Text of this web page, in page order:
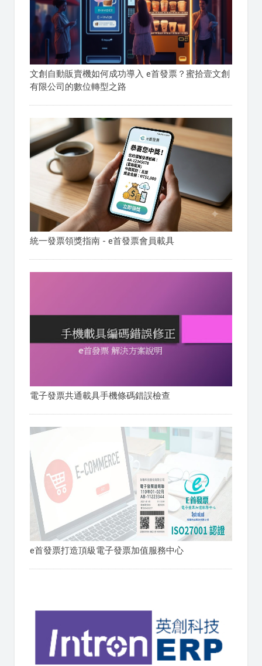
文創自動販賣機如何成功導入 e首發票？蜜拾壹文創
有限公司的數位轉型之路
統一發票領獎指南 - e首發票會員載具
電子發票共通載具手機條碼錯誤檢查
e首發票打造頂級電子發票加值服務中心